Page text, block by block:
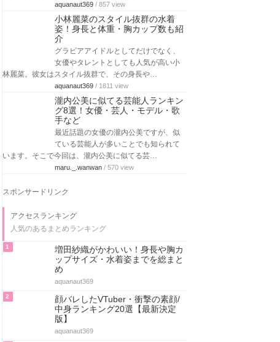
aquanaut369 / 857 view
小林麗菜のスタイル抜群の水着
姿！身長と体重・胸カップ数も紹
介
グラビアアイドルとしてだけでなく、
女優やタレントとしても人気が高い小
林麗菜。彼女はスタイル抜群で、その身長や…
aquanaut369 / 1811 view
瀧内公美に似てる芸能人ランキン
グ8選！女優・芸人・モデル・歌
手など
最近話題の女優の瀧内公美ですが、似
ている芸能人が多いことでも知られて
います。そこで今回は、瀧内公美に似てる芸…
maru._.wanwan / 570 view
スポンサードリンク
アクセスランキング
人気のあるまとめランキング
1
増田紗織がかわいい！身長や胸カ
ップサイズ・水着姿までを総まと
め
aquanaut369
2
顔バレしたVTuber・衝撃の素顔/
中身ランキング20選【最新決定
版】
aquanaut369